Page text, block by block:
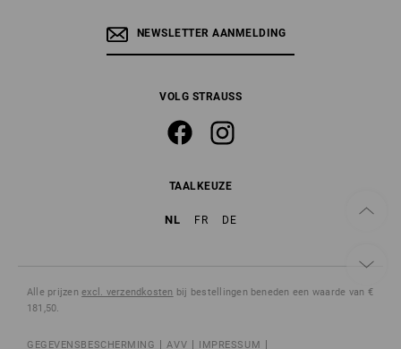
NEWSLETTER AANMELDING
VOLG STRAUSS
TAALKEUZE
NL FR DE
Alle prijzenexcl. verzendkosten bij bestellingen beneden een waarde van €
181,50.
GEGEVENSBESCHERMING AVV IMPRESSUM